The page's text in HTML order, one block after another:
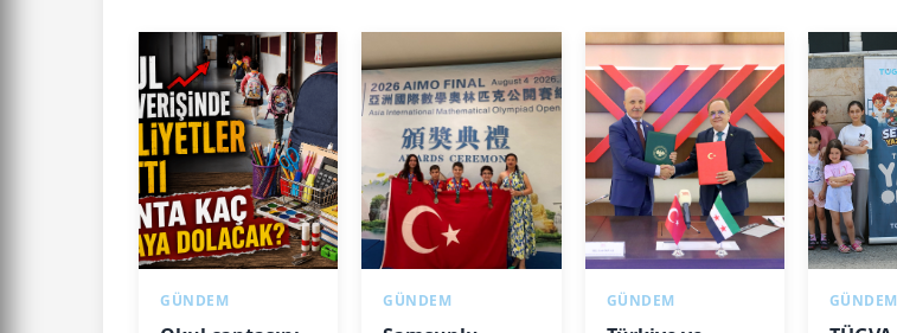
GÜNDEM GÜNDEM GÜNDEM GÜNDEM